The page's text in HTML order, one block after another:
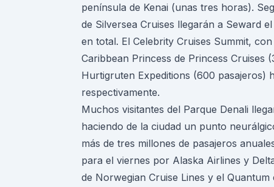
península de Kenai (unas tres horas).
de Silversea Cruises llegarán a Seward
en total. El Celebrity Cruises Summit,
Caribbean Princess de Princess Cruises
Hurtigruten Expeditions (600 pasajeros)
respectivamente.
Muchos visitantes del Parque Denali
haciendo de la ciudad un punto
más de tres millones de pasajeros
para el viernes por Alaska Airlines y
de Norwegian Cruise Lines y el